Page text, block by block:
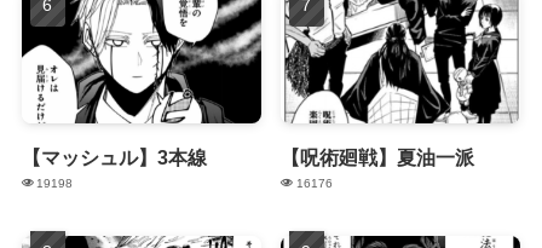
【マッシュル】3本線
19198
【呪術廻戦】夏油一派
16176